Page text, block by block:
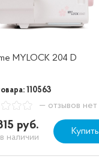
MYLOCK 204 D
110563
— отзывов нет
руб.
наличии
Купить